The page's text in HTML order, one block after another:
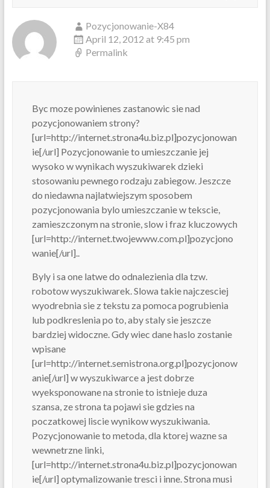
Pozycjonowanie-X84
April 12, 2012 at 9:45 pm
Permalink
Byc moze powinienes zastanowic sie nad
pozycjonowaniem strony?
[url=http://internet.strona4u.biz.pl]pozycjonowan
ie[/url] Pozycjonowanie to umieszczanie jej
wysoko w wynikach wyszukiwarek dzieki
stosowaniu pewnego rodzaju zabiegow. Jeszcze
do niedawna najlatwiejszym sposobem
pozycjonowania bylo umieszczanie w tekscie,
zamieszczonym na stronie, slow i fraz kluczowych
[url=http://internet.twojewww.com.pl]pozycjono
wanie[/url]..
Byly i sa one latwe do odnalezienia dla tzw.
robotow wyszukiwarek. Slowa takie najczesciej
wyodrebnia sie z tekstu za pomoca pogrubienia
lub podkreslenia po to, aby staly sie jeszcze
bardziej widoczne. Gdy wiec dane haslo zostanie
wpisane
[url=http://internet.semistrona.org.pl]pozycjonow
anie[/url] w wyszukiwarce a jest dobrze
wyeksponowane na stronie to istnieje duza
szansa, ze strona ta pojawi sie gdzies na
poczatkowej liscie wynikow wyszukiwania.
Pozycjonowanie to metoda, dla ktorej wazne sa
wewnetrzne linki,
[url=http://internet.strona4u.biz.pl]pozycjonowan
ie[/url] optymalizowanie tresci i inne. Strona musi